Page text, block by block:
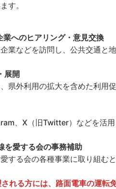
す。
へのヒアリング・意見交換
業などを訪問し、公共交通と
展開
県外利用の拡大を含めた利用
、X（旧Twitter）などを活
を愛する会の事務補助
する会の各種事業に取り組む
れる方には、路面電車の運転